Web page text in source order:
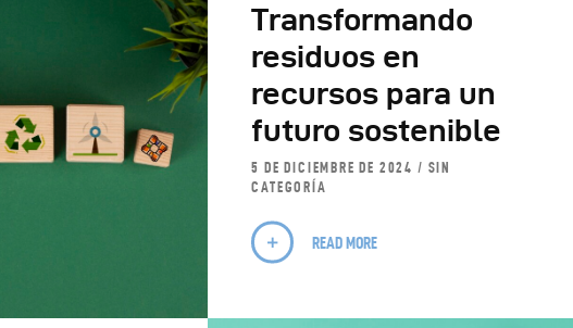
Transformando
residuos en
recursos para un
futuro sostenible
5 DE DICIEMBRE DE 2024
SIN
CATEGORÍA
READ MORE